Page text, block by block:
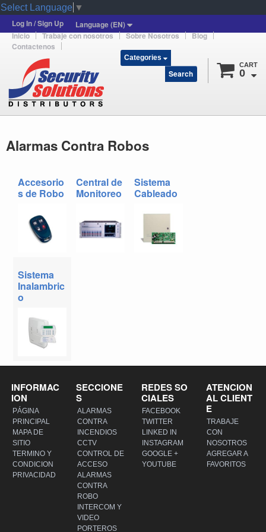
Select Language ▼
Log In / Sign Up
Language (EN)
Inicio
Trabaje con nosotros Sobre Nosotros
Blog
Contactenos
CART
0
Categories
Search
Alarmas Contra Robos
Accesorio
s de Robo
Central de
Monitoreo
Sistema
Cableado
Sistema
Inalambric
o
INFORMAC
ION
PÁGINA
PRINCIPAL
MAPA DE
SITIO
TERMINO Y
CONDICION
PRIVACIDAD
SECCIONE
S
ALARMAS
CONTRA
INCENDIOS
CCTV
CONTROL DE
ACCESO
ALARMAS
CONTRA
ROBO
INTERCOM Y
VIDEO
PORTEROS
REDES SO
CIALES
FACEBOOK
TWITTER
LINKED IN
INSTAGRAM
GOOGLE +
YOUTUBE
ATENCION
AL CLIENT
E
TRABAJE
CON
NOSOTROS
AGREGAR A
FAVORITOS